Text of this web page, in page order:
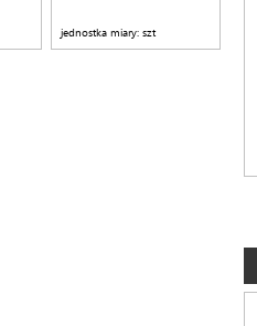
jednostka miary: szt